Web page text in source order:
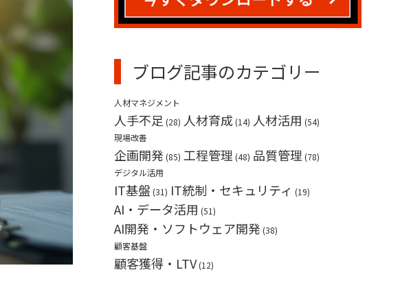
業務請負（産業用ロボット）
ブログ記事のカテゴリー
人材マネジメント
人手不足 (28) 人材育成 (14) 人材活用 (54)
現場改善
企画開発 (85) 工程管理 (48) 品質管理 (78)
デジタル活用
IT基盤 (31) IT統制・セキュリティ (19)
AI・データ活用 (51)
AI開発・ソフトウェア開発 (38)
顧客基盤
顧客獲得・LTV (12)